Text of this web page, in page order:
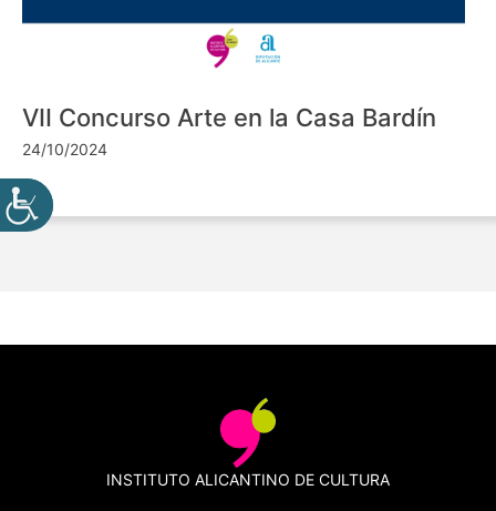
VII Concurso Arte en la Casa Bardín
24/10/2024
INSTITUTO ALICANTINO DE CULTURA